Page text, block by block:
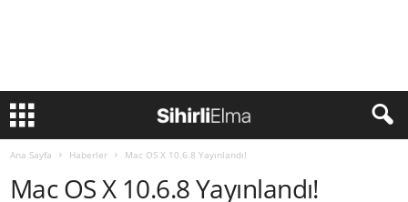
Ana Sayfa Haberler Mac OS X 10.6.8 Yayınlandı!
Mac OS X 10.6.8 Yayınlandı!